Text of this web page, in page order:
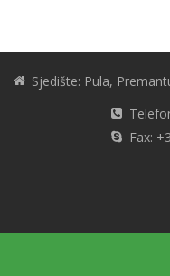
Sjedište: Pula,
Fax: